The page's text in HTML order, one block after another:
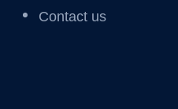
Contact us